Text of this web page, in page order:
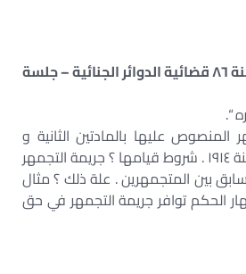
الطعن رقم ٣١٥٧٦ لسنة ٨٦ قضائية الدوائر الجنائية – جلسة
“.
المنصوص عليها بالمادتين الثانية و
الثالثة من القانون ١٠ لسنة ١٩١٤ . شروط قيامها ؟ جريمة التجمهر
بين المتجمهرين . علة ذلك ؟ مثال
الحكم توافر جريمة التجمهر في حق